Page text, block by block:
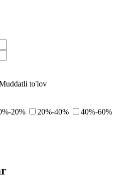
to'lov
20% 20%-40%
40%-60%